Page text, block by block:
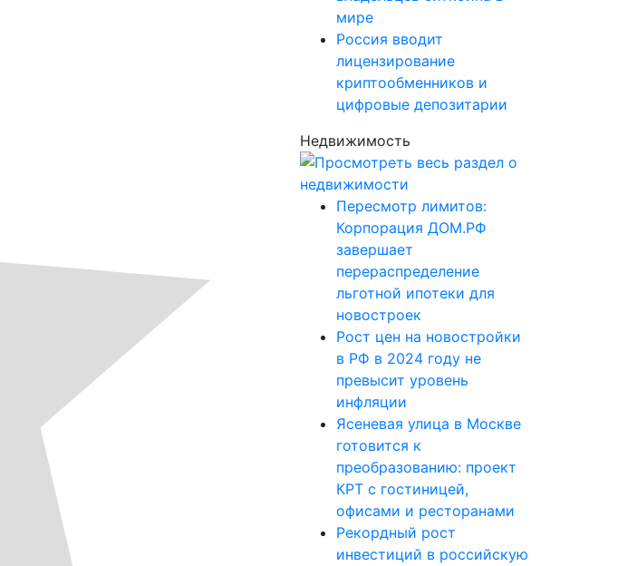
мире
Россия вводит
лицензирование
криптообменников и
цифровые депозитарии
Недвижимость
Пересмотр лимитов:
Корпорация ДОМ.РФ
завершает
перераспределение
льготной ипотеки для
новостроек
Рост цен на новостройки
в РФ в 2024 году не
превысит уровень
инфляции
Ясеневая улица в Москве
готовится к
преобразованию: проект
КРТ с гостиницей,
офисами и ресторанами
Рекордный рост
инвестиций в российскую